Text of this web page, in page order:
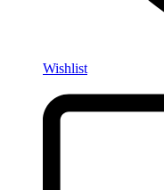
Wishlist